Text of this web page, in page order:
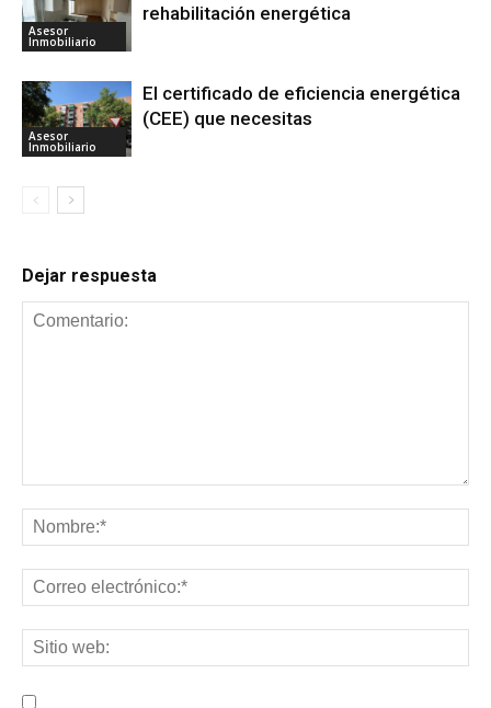
Asesor
Inmobiliario
rehabilitación energética
Asesor
Inmobiliario
El certificado de eficiencia energética
(CEE) que necesitas
Dejar respuesta